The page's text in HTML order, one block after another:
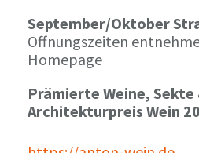
September/Oktober
Öffnungszeiten
Homepage
Prämierte Weine, Sekte
Architekturpreis Wein